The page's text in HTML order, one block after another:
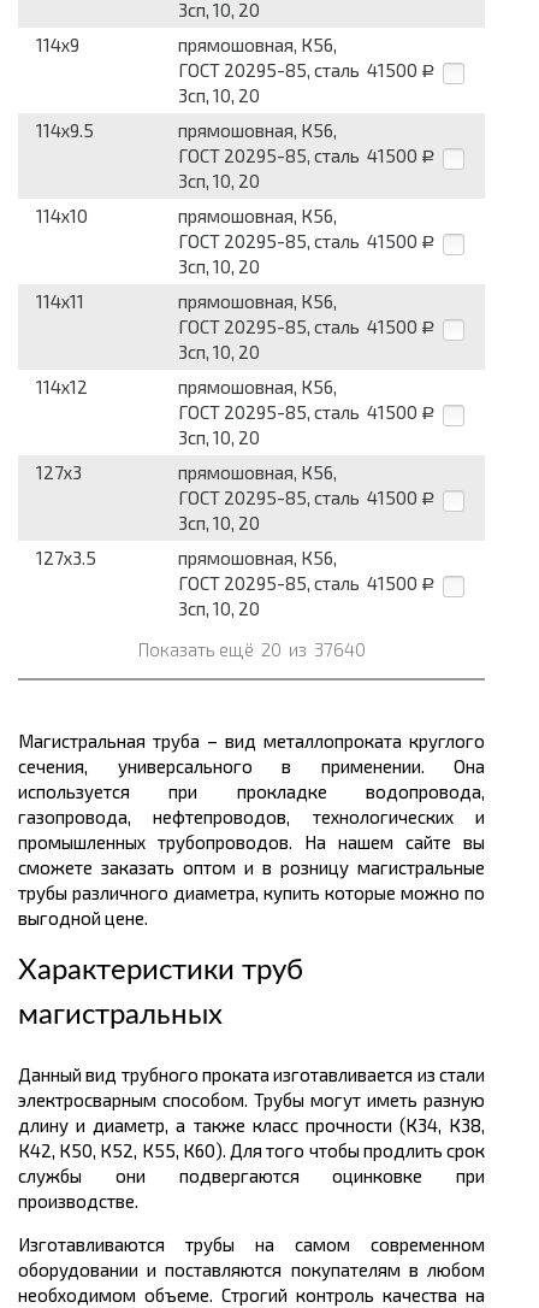
3сп, 10, 20
114x9
прямошовная, К56,
ГОСТ 20295-85, сталь
3сп, 10, 20
41500 Р
114x9.5
прямошовная, К56,
ГОСТ 20295-85, сталь
3сп, 10, 20
41500 Р
114x10
прямошовная, К56,
ГОСТ 20295-85, сталь
3сп, 10, 20
41500 Р
114x11
прямошовная, К56,
ГОСТ 20295-85, сталь
3сп, 10, 20
41500 Р
114x12
прямошовная, К56,
ГОСТ 20295-85, сталь
3сп, 10, 20
41500 Р
127x3
прямошовная, К56,
ГОСТ 20295-85, сталь
3сп, 10, 20
41500 Р
127x3.5
прямошовная, К56,
ГОСТ 20295-85, сталь
3сп, 10, 20
41500 Р
Показать ещё 20 из 37640
Магистральная труба – вид металлопроката круглого
сечения, универсального в применении. Она
используется при прокладке водопровода,
газопровода, нефтепроводов, технологических и
промышленных трубопроводов. На нашем сайте вы
сможете заказать оптом и в розницу магистральные
трубы различного диаметра, купить которые можно по
выгодной цене.
Характеристики труб
магистральных
Данный вид трубного проката изготавливается из стали
электросварным способом. Трубы могут иметь разную
длину и диаметр, а также класс прочности (К34, К38,
К42, К50, К52, К55, К60). Для того чтобы продлить срок
службы они подвергаются оцинковке при
производстве.
Изготавливаются трубы на самом современном
оборудовании и поставляются покупателям в любом
необходимом объеме. Строгий контроль качества на